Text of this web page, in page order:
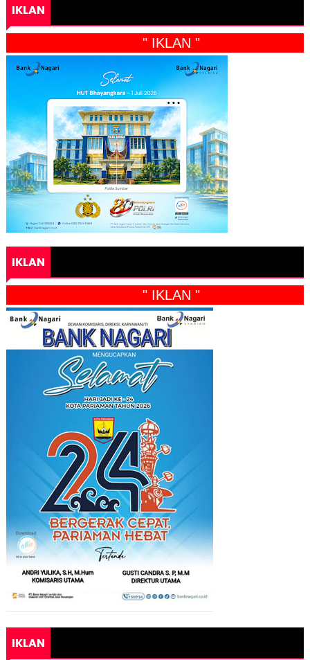
IKLAN
" IKLAN "
IKLAN
" IKLAN "
IKLAN